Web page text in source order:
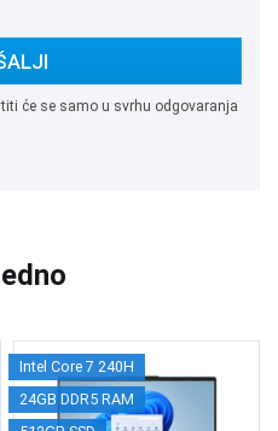
će se samo u svrhu odgovaranja
Intel Core 7 240H
24GB DDR5 RAM